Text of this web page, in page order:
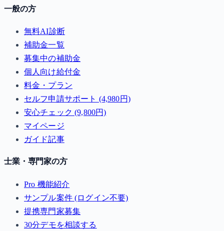
一般の方
無料AI診断
補助金一覧
募集中の補助金
個人向け給付金
料金・プラン
セルフ申請サポート (4,980円)
安心チェック (9,800円)
マイページ
ガイド記事
士業・専門家の方
Pro 機能紹介
サンプル案件 (ログイン不要)
提携専門家募集
30分デモを相談する